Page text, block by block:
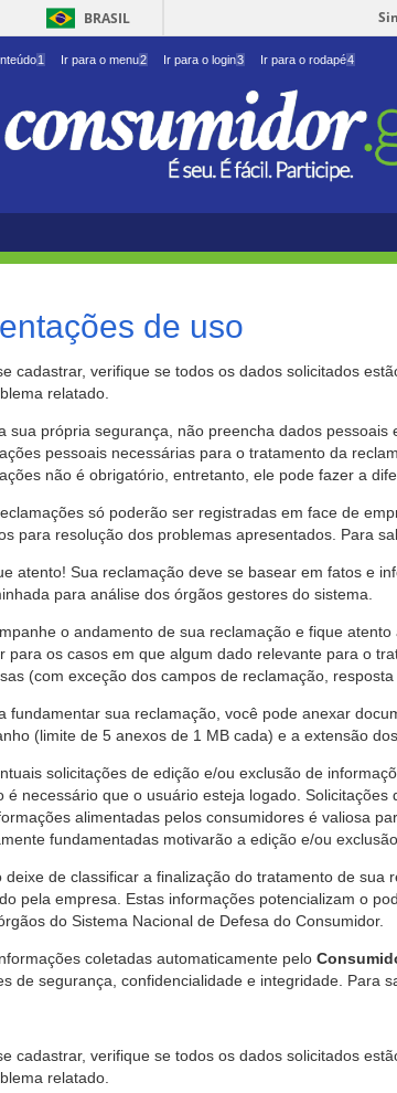
BRASIL
1 Ir para o menu2 Ir para o login3 Ir para o rodapé4
de uso
cadastrar, verifique se todos os dados solicitados
relatado.
sua própria segurança, não preencha dados
pessoais necessárias para o tratamento da
não é obrigatório, entretanto, ele pode fazer a
só poderão ser registradas em face de
para resolução dos problemas apresentados. Para
atento! Sua reclamação deve se basear em fatos e
para análise dos órgãos gestores do sistema.
o andamento de sua reclamação e fique
para os casos em que algum dado relevante para o
(com exceção dos campos de reclamação,
fundamentar sua reclamação, você pode anexar
(limite de 5 anexos de 1 MB cada) e a extensão
solicitações de edição e/ou exclusão de
é necessário que o usuário esteja logado.
alimentadas pelos consumidores é valiosa
fundamentadas motivarão a edição e/ou
deixe de classificar a finalização do tratamento de sua
pela empresa. Estas informações potencializam o
do Sistema Nacional de Defesa do Consumidor.
coletadas automaticamente pelo
de segurança, confidencialidade e integridade. Para
cadastrar, verifique se todos os dados solicitados
relatado.